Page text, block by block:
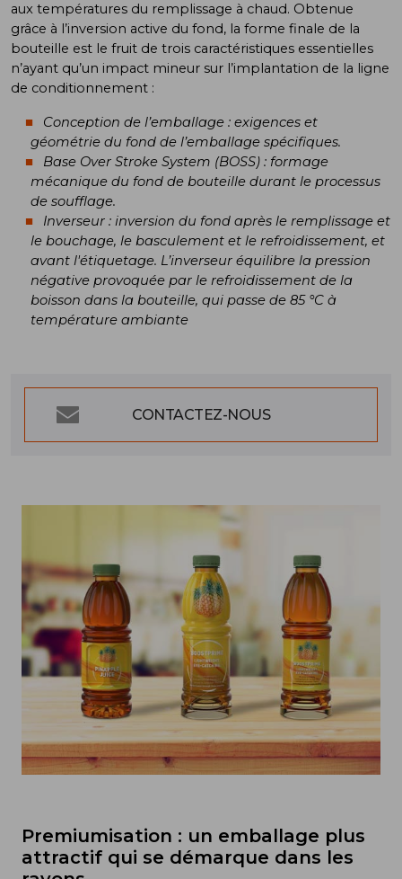
aux températures du remplissage à chaud. Obtenue
grâce à l’inversion active du fond, la forme finale de la
bouteille est le fruit de trois caractéristiques essentielles
n’ayant qu’un impact mineur sur l’implantation de la ligne
de conditionnement :
Conception de l’emballage : exigences et
géométrie du fond de l’emballage spécifiques.
Base Over Stroke System (BOSS) : formage
mécanique du fond de bouteille durant le processus
de soufflage.
Inverseur : inversion du fond après le remplissage et
le bouchage, le basculement et le refroidissement, et
avant l'étiquetage. L’inverseur équilibre la pression
négative provoquée par le refroidissement de la
boisson dans la bouteille, qui passe de 85 °C à
température ambiante
CONTACTEZ-NOUS
Premiumisation : un emballage plus
attractif qui se démarque dans les